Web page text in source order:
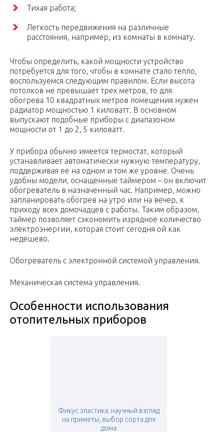
Тихая работа;
Легкость передвижения на различные
расстояния, например, из комнаты в комнату.
Чтобы определить, какой мощности устройство
потребуется для того, чтобы в комнате стало тепло,
воспользуемся следующим правилом. Если высота
потолков не превышает трех метров, то для
обогрева 10 квадратных метров помещения нужен
радиатор мощностью 1 киловатт. В основном
выпускают подобные приборы с диапазоном
мощности от 1 до 2, 5 киловатт.
У прибора обычно имеется термостат, который
устанавливает автоматически нужную температуру,
поддерживая ее на одном и том же уровне. Очень
удобны модели, оснащенные таймером – он включит
обогреватель в назначенный час. Например, можно
запланировать обогрев на утро или на вечер, к
приходу всех домочадцев с работы. Таким образом,
таймер позволяет сэкономить изрядное количество
электроэнергии, которая стоит сегодня ой как
недешево.
Обогреватель с электронной системой управления.
Механическая система управления.
Особенности использования
отопительных приборов
Фикус эластика: научный взгляд
на приметы, выбор сорта для
дома